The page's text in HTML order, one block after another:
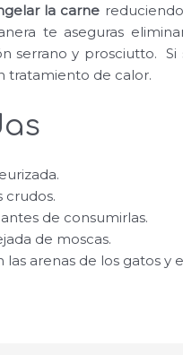
la carne
te aseguras
serrano y prosciutto.
tratamiento de calor.
crudos.
de consumirlas.
de moscas.
arenas de los gatos y